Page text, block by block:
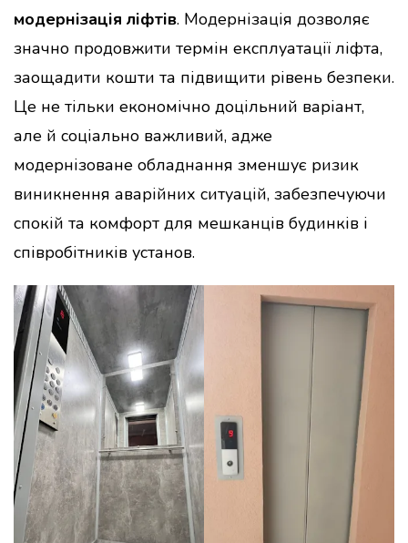
модернізація ліфтів. Модернізація дозволяє
значно продовжити термін експлуатації ліфта,
заощадити кошти та підвищити рівень безпеки.
Це не тільки економічно доцільний варіант,
але й соціально важливий, адже
модернізоване обладнання зменшує ризик
виникнення аварійних ситуацій, забезпечуючи
спокій та комфорт для мешканців будинків і
співробітників установ.